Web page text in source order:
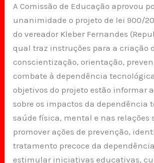
A Comissão de Educação aprovou
unanimidade o projeto de lei 900/
do vereador Kleber Fernandes
qual traz instruções para a criação
conscientização, orientação,
combate à dependência
objetivos do projeto estão informar
sobre os impactos da dependência
saúde física, mental e nas relações
promover ações de prevenção,
tratamento precoce da
estimular iniciativas educativas,